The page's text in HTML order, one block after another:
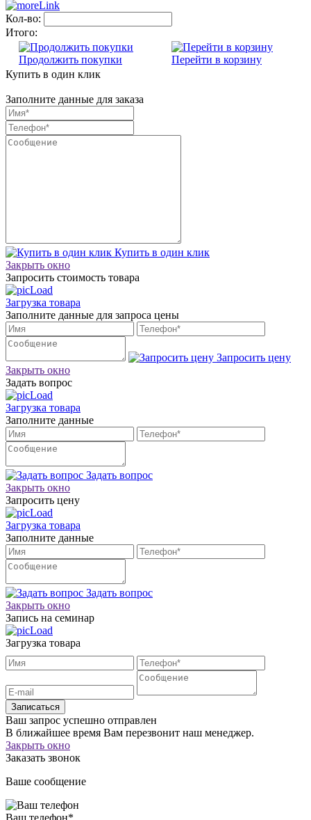
Кол-во:
Итого:
Продолжить покупки
Перейти в корзину
Купить в один клик
Заполните данные для заказа
Купить в один клик
Закрыть окно
Запросить стоимость товара
Загрузка товара
Заполните данные для запроса цены
Запросить цену
Закрыть окно
Задать вопрос
Загрузка товара
Заполните данные
Задать вопрос
Закрыть окно
Запросить цену
Загрузка товара
Заполните данные
Задать вопрос
Закрыть окно
Запись на семинар
Загрузка товара
Записаться
Ваш запрос успешно отправлен
В ближайшее время Вам перезвонит наш менеджер.
Закрыть окно
Заказать звонок
Ваше сообщение